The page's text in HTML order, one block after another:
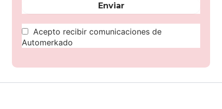
Acepto recibir comunicaciones de
Automerkado